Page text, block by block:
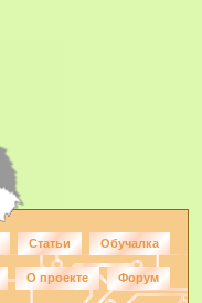
Статьи Обучалка
О проекте Форум